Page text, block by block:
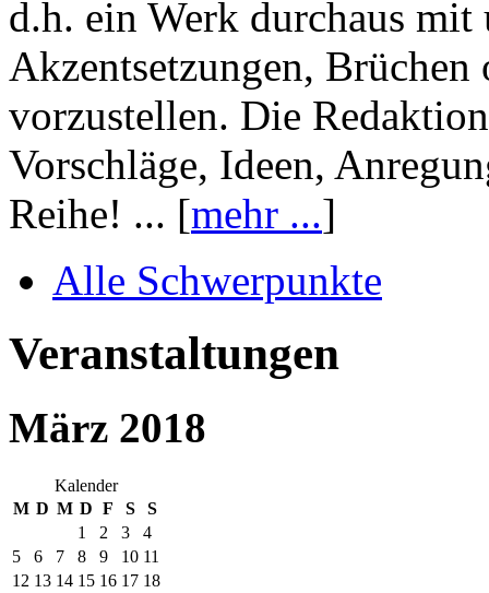
d.h. ein Werk durchaus mit
Akzentsetzungen, Brüchen
vorzustellen. Die
Vorschläge, Ideen,
Reihe! ... [mehr ...]
Alle Schwerpunkte
Veranstaltungen
März 2018
Kalender
M D M D F S
S
1
2 3
4
5
6 7 8 9 10 11
12 13 14 15 16 17 18